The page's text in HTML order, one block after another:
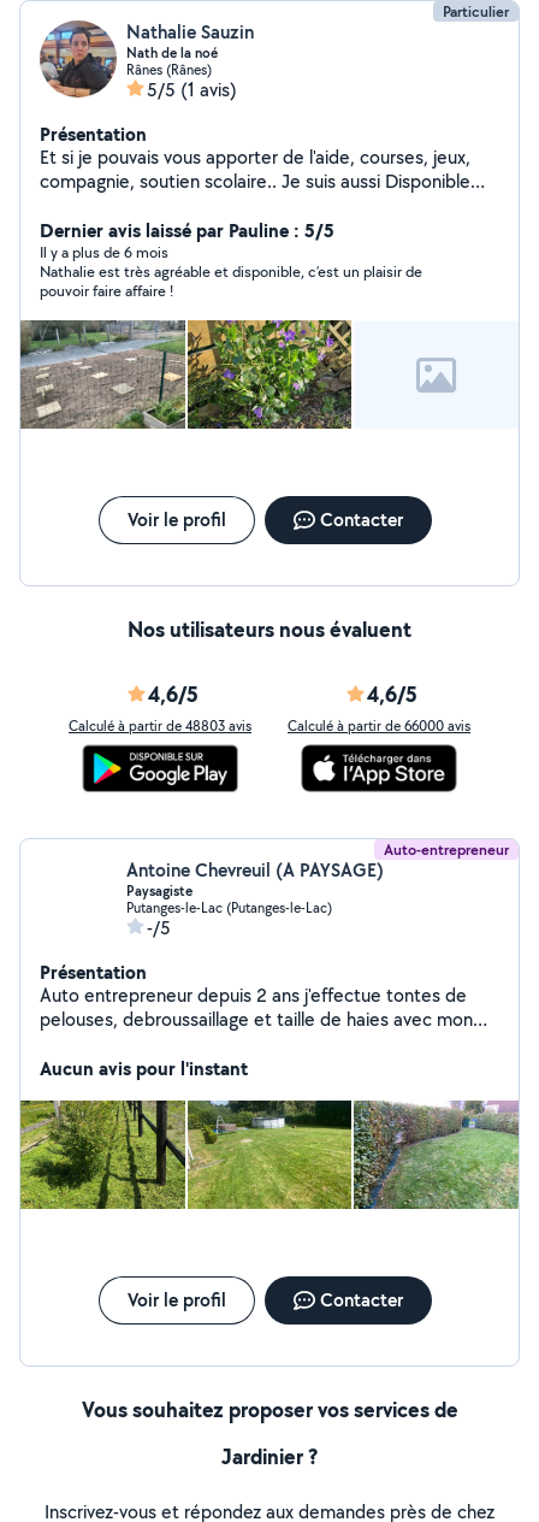
Particulier
Nathalie Sauzin
Nath de la noé
Rânes (Rânes)
5/5 (1 avis)
Présentation
Et si je pouvais vous apporter de l'aide, courses, jeux,
compagnie, soutien scolaire.. Je suis aussi Disponible
administratifs, accompagnement rendez vous, et
Traduction francais anglais, i speak currently english so if
you need any help for french admin just ask. Possibilité
CESU. . Je prends soin de mon extérieur, je peux aussi
aider à l'entretien de votre jardin, tonte, desherbage,
etc.. J'ai quelques outils, dont débroussailleuse,
motoculteur, taille haie, outils à main, etc... n'hésitez pas
à me contacter.
Dernier avis laissé par Pauline : 5/5
Il y a plus de 6 mois
Nathalie est très agréable et disponible, c’est un plaisir de
pouvoir faire affaire !
Voir le profil Contacter
Nos utilisateurs nous évaluent
4,6/5
Calculé à partir de 48803 avis
4,6/5
Calculé à partir de 66000 avis
Auto-entrepreneur
Antoine Chevreuil (A PAYSAGE)
Paysagiste
Putanges-le-Lac (Putanges-le-Lac)
-/5
Présentation
Auto entrepreneur depuis 2 ans j'effectue tontes de
pelouses, debroussaillage et taille de haies avec mon
Aucun avis pour l'instant
Voir le profil Contacter
Vous souhaitez proposer vos services de
Jardinier ?
Inscrivez-vous et répondez aux demandes près de chez